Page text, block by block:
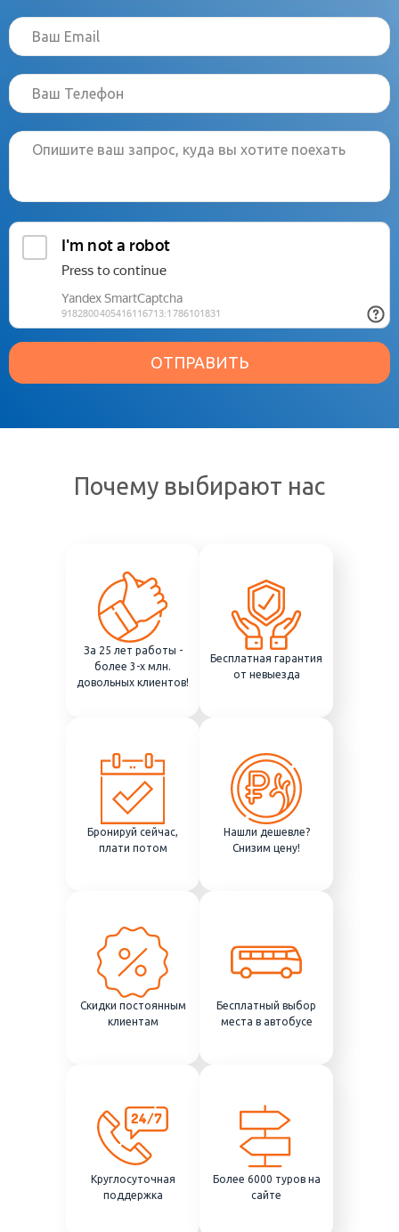
ОТПРАВИТЬ
Почему выбирают нас
За 25 лет работы -
более 3-х млн.
довольных клиентов!
Бесплатная гарантия
от невыезда
Бронируй сейчас,
плати потом
Нашли дешевле?
Снизим цену!
Скидки постоянным
клиентам
Бесплатный выбор
места в автобусе
Круглосуточная
поддержка
Более 6000 туров на
сайте